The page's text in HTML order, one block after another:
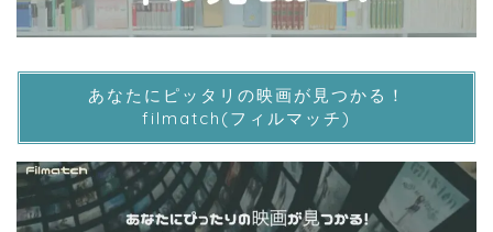
あなたにピッタリの映画が見つかる！
filmatch(フィルマッチ)